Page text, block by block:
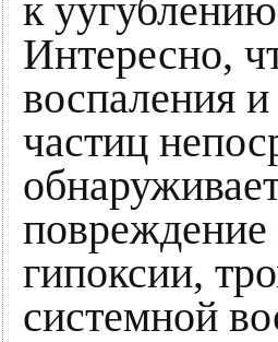
к
Интересно,
воспаления
частиц
повреждение
гипоксии,
системной